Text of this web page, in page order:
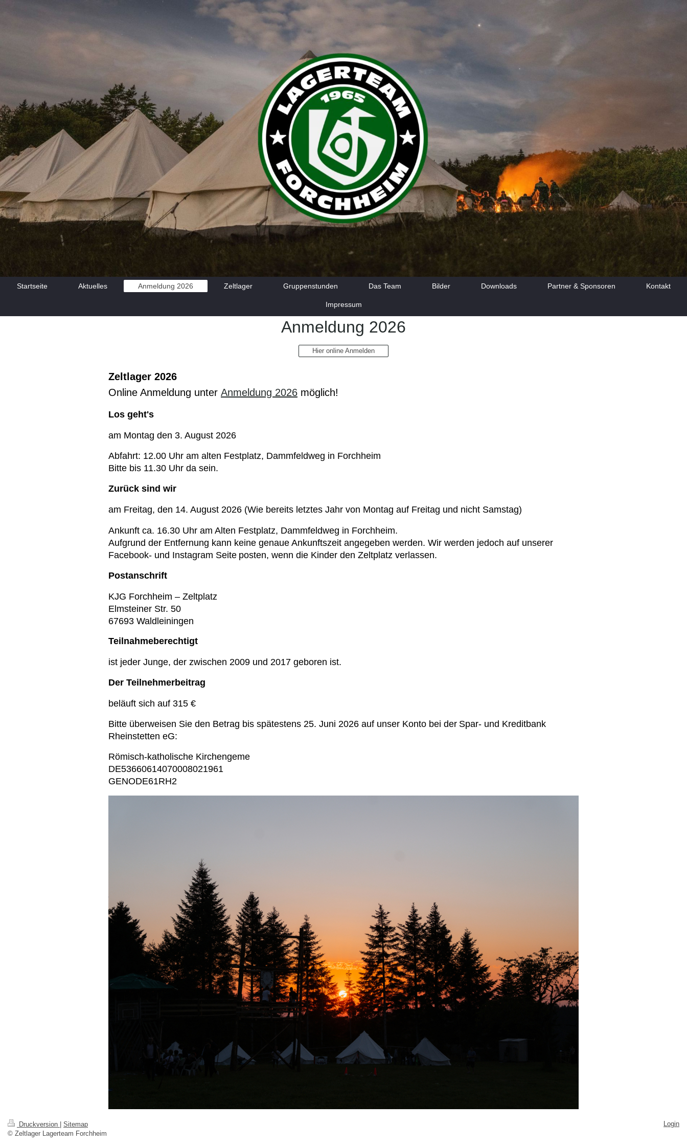
Startseite Aktuelles Anmeldung 2026 Zeltlager Gruppenstunden Das Team Bilder Downloads Partner & Sponsoren Kontakt
Impressum
Anmeldung 2026
Hier online Anmelden
Zeltlager 2026
Online Anmeldung unter Anmeldung 2026 möglich!
Los geht's
am Montag den 3. August 2026
Abfahrt: 12.00 Uhr am alten Festplatz, Dammfeldweg in Forchheim
Bitte bis 11.30 Uhr da sein.
Zurück sind wir
am Freitag, den 14. August 2026 (Wie bereits letztes Jahr von Montag auf Freitag und nicht Samstag)
Ankunft ca. 16.30 Uhr am Alten Festplatz, Dammfeldweg in Forchheim.
Aufgrund der Entfernung kann keine genaue Ankunftszeit angegeben werden. Wir werden jedoch auf unserer
Facebook- und Instagram Seite posten, wenn die Kinder den Zeltplatz verlassen.
Postanschrift
KJG Forchheim – Zeltplatz
Elmsteiner Str. 50
67693 Waldleiningen
Teilnahmeberechtigt
ist jeder Junge, der zwischen 2009 und 2017 geboren ist.
Der Teilnehmerbeitrag
beläuft sich auf 315 €
Bitte überweisen Sie den Betrag bis spätestens 25. Juni 2026 auf unser Konto bei der Spar- und Kreditbank
Rheinstetten eG:
Römisch-katholische Kirchengeme
DE53660614070008021961
GENODE61RH2
Druckversion
Sitemap
© Zeltlager Lagerteam Forchheim
Login